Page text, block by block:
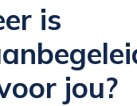
is
jou?